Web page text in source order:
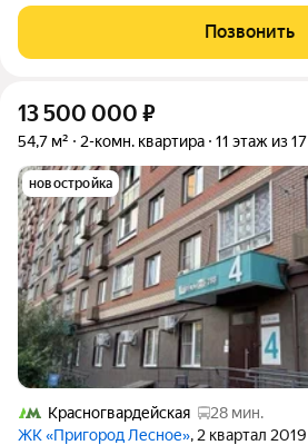
Огромные панорамные окна
Позвонить
13 500 000 ₽
54,7 м² 2-комн. квартира 11 этаж из 17
новостройка
Красногвардейская
28 мин.
ЖК «Пригород Лесное», 2 квартал 2019